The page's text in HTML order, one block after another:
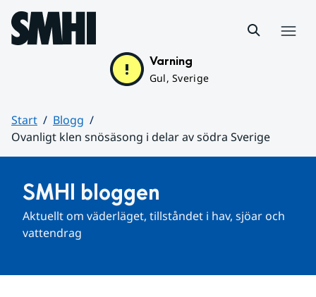
Hoppa till sidans innehåll
Varning
Gul, Sverige
Start
Blogg
Ovanligt klen snösäsong i delar av södra Sverige
SMHI bloggen
Aktuellt om väderläget, tillståndet i hav, sjöar och
vattendrag